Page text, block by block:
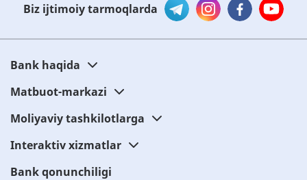
Biz ijtimoiy tarmoqlarda
Bank haqida
Matbuot-markazi
Moliyaviy tashkilotlarga
Interaktiv xizmatlar
Bank qonunchiligi